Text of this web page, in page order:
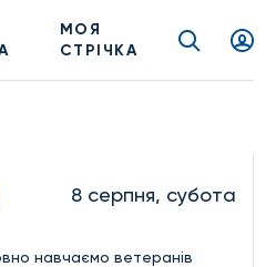
МОЯ
СТРІЧКА
8 серпня, субота
навчаємо ветеранів